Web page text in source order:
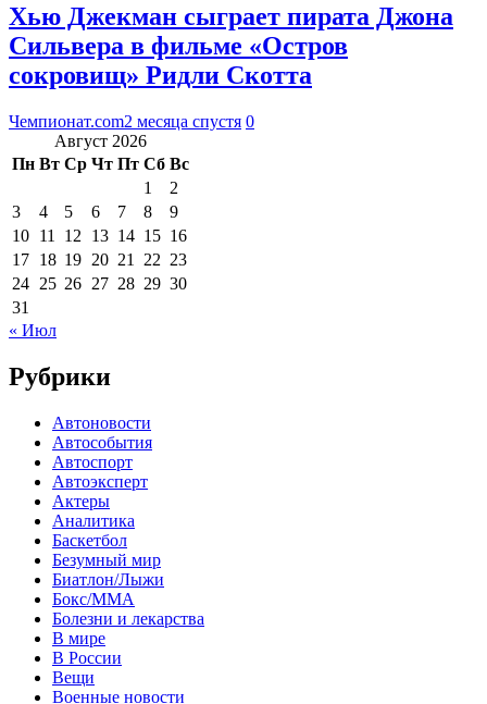
Хью Джекман сыграет пирата Джона
Сильвера в фильме «Остров
сокровищ» Ридли Скотта
Чемпионат.com2 месяца спустя 0
Август 2026
Пн Вт Ср Чт Пт Сб Вс
1
2
3
4 5 6 7 8
9
10 11 12 13 14 15 16
17 18 19 20 21 22 23
24 25 26 27 28 29 30
31
« Июл
Рубрики
Автоновости
Автособытия
Автоспорт
Автоэксперт
Актеры
Аналитика
Баскетбол
Безумный мир
Биатлон/Лыжи
Бокс/MMA
Болезни и лекарства
В мире
В России
Вещи
Военные новости